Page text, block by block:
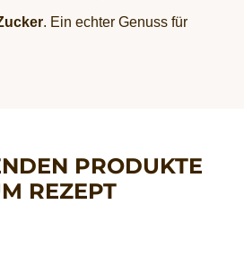
. Ein echter Genuss für
PRODUKTE
REZEPT